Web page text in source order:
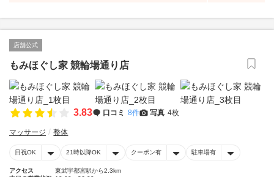
店舗公式
もみほぐし家 競輪場通り店
3.83 口コミ 8件 写真 4枚
マッサージ 整体
日祝OK 21時以降OK クーポン有 駐車場有
アクセス
東武宇都宮駅から2.3km